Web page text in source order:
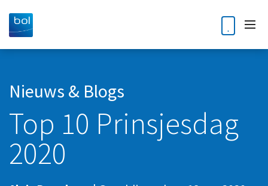
Home
Diensten
Accountancy
Audit
Klantverhalen
Nieuws en blogs
Nieuws & Blogs
Top 10 Prinsjesdag
2020